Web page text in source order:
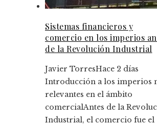
Sistemas financieros y
comercio en los imperios
de la Revolución Industrial
Javier TorresHace 2 días
Introducción a los imperios
relevantes en el ámbito
comercialAntes de la
Industrial, el comercio fue el